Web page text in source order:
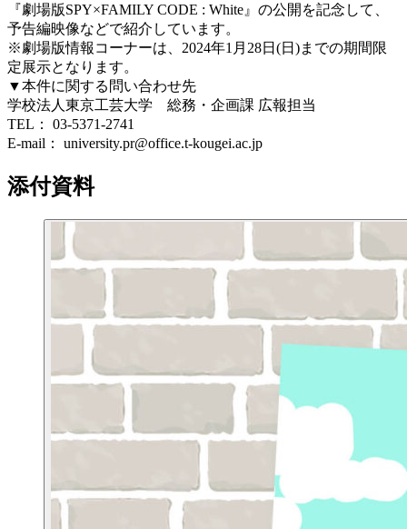
『劇場版SPY×FAMILY CODE : White』の公開を記念して、
予告編映像などで紹介しています。
※劇場版情報コーナーは、2024年1月28日(日)までの期間限
定展示となります。
▼本件に関する問い合わせ先
学校法人東京工芸大学 総務・企画課 広報担当
TEL： 03-5371-2741
E-mail： university.pr@office.t-kougei.ac.jp
添付資料